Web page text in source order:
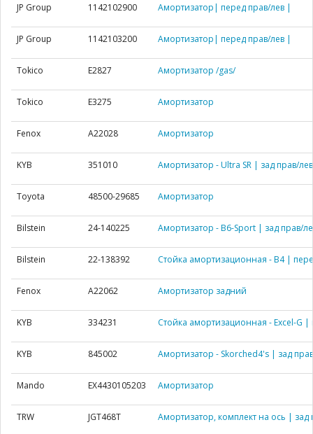
JP Group 1142102900 Амортизатор| перед прав/лев |
JP Group 1142103200 Амортизатор| перед прав/лев |
Tokico E2827 Амортизатор /gas/
Tokico E3275 Амортизатор
Fenox A22028 Амортизатор
KYB 351010 Амортизатор - Ultra SR | зад прав/
Toyota 48500-29685 Амортизатор
Bilstein 24-140225 Амортизатор - B6-Sport | зад прав/
Bilstein 22-138392 Стойка амортизационная - B4 |
Fenox A22062 Амортизатор задний
KYB 334231 Стойка амортизационная - Excel-G
KYB 845002 Амортизатор - Skorched4's | зад
Mando EX4430105203 Амортизатор
TRW JGT468T Амортизатор, комплект на ось | зад